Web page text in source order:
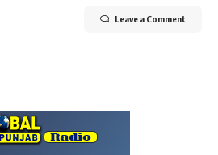
Leave a Comment